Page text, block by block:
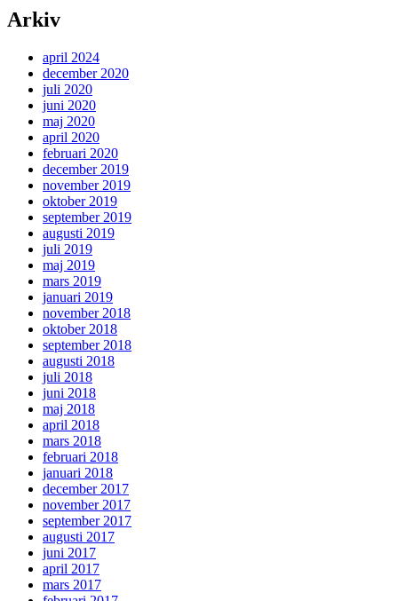
Arkiv
april 2024
december 2020
juli 2020
juni 2020
maj 2020
april 2020
februari 2020
december 2019
november 2019
oktober 2019
september 2019
augusti 2019
juli 2019
maj 2019
mars 2019
januari 2019
november 2018
oktober 2018
september 2018
augusti 2018
juli 2018
juni 2018
maj 2018
april 2018
mars 2018
februari 2018
januari 2018
december 2017
november 2017
september 2017
augusti 2017
juni 2017
april 2017
mars 2017